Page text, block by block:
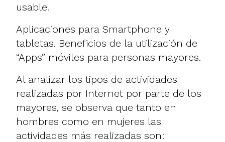
usable.
Aplicaciones para Smartphone y
tabletas. Beneficios de la utilización de
“Apps” móviles para personas mayores.
Al analizar los tipos de actividades
realizadas por Internet por parte de los
mayores, se observa que tanto en
hombres como en mujeres las
actividades más realizadas son: